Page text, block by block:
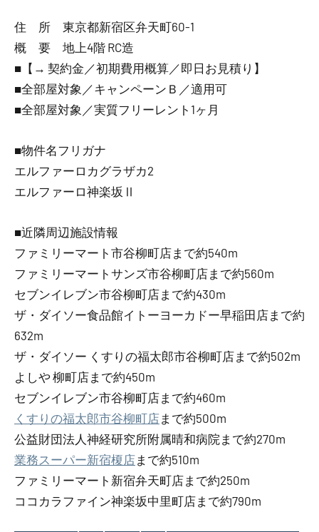
住 所 東京都新宿区弁天町60-1
概 要 地上4階 RC造
■【→ 契約金／初期費用概算／即日お見積り】
■全部屋対象／キャンペーンＢ／適用可
■全部屋対象／実質フリーレント1ヶ月
■物件名フリガナ
エルファーロカグラザカ2
エルファーロ神楽坂Ⅱ
■近隣周辺施設情報
ファミリーマート市谷柳町店まで約540m
ファミリーマートサンズ市谷柳町店まで約560m
セブンイレブン市谷柳町店まで約430m
ザ・ダイソー食品館イトーヨーカドー早稲田店まで約
632m
ザ・ダイソー くすりの福太郎市谷柳町店まで約502m
よしや 柳町店まで約450m
セブンイレブン市谷柳町店まで約460m
くすりの福太郎市谷柳町店まで約500m
公益財団法人神経研究所附属晴和病院まで約270m
業務スーパー新宿榎店まで約510m
ファミリーマート新宿弁天町店まで約250m
ココカラファイン神楽坂中里町店まで約790m